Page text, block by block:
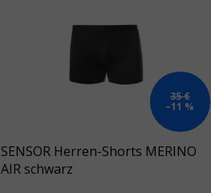
35 €
–11 %
SENSOR Herren-Shorts MERINO
AIR schwarz